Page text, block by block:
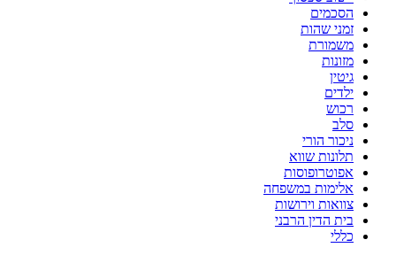
הסכמים
זמני שהות
משמורת
מזונות
גיטין
ילדים
רכוש
סלב
ניכור הורי
תלונות שווא
אפוטרופוסות
אלימות במשפחה
צוואות וירושות
בית הדין הרבני
כללי